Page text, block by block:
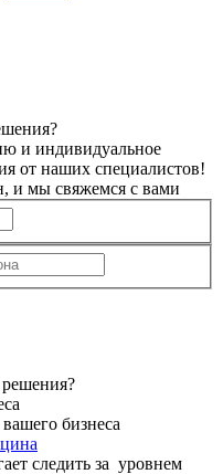
и индивидуальное
от наших специалистов!
и мы свяжемся с вами
бизнеса
следить за уровнем